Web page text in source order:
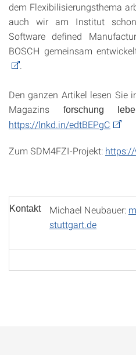
dem Flexibilisierungsthema
auch wir am Institut
Software defined
BOSCH gemeinsam
Den ganzen Artikel lesen Sie
Magazins
forschung
https://lnkd.in/edtBEPgC
Zum SDM4FZI-Projekt:
Kontakt Michael Neubauer:
stuttgart.de